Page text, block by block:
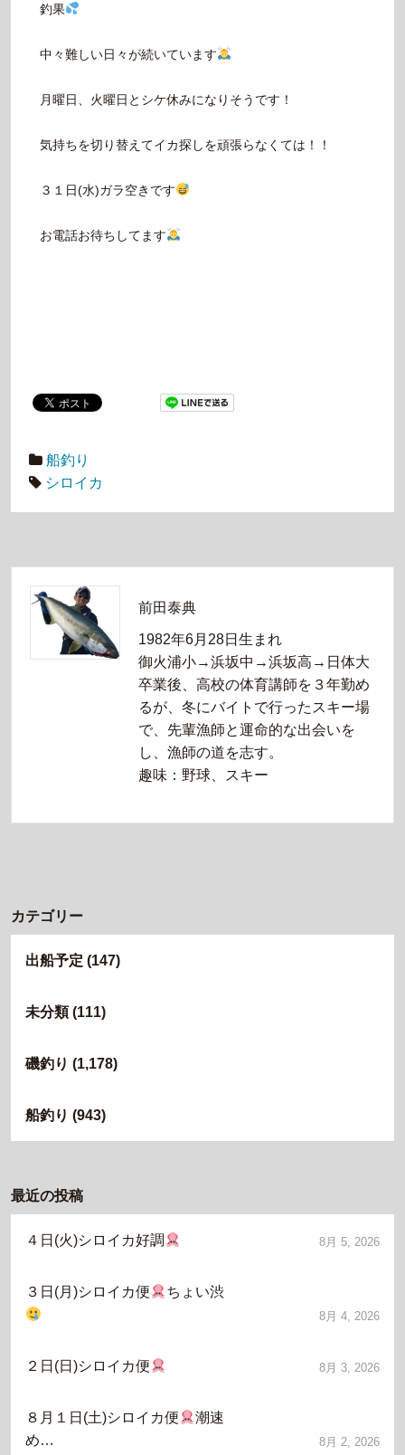
釣果
中々難しい日々が続いています
月曜日、火曜日とシケ休みになりそうです！
気持ちを切り替えてイカ探しを頑張らなくては！！
３１日(水)ガラ空きです
お電話お待ちしてます
船釣り
シロイカ
前田泰典
1982年6月28日生まれ
御火浦小→浜坂中→浜坂高→日体大
卒業後、高校の体育講師を３年勤め
るが、冬にバイトで行ったスキー場
で、先輩漁師と運命的な出会いを
し、漁師の道を志す。
趣味：野球、スキー
カテゴリー
出船予定 (147)
未分類(111)
磯釣り (1,178)
船釣り (943)
最近の投稿
４日(火)シロイカ好調 8月 5, 2026
３日(月)シロイカ便 ちょい渋
8月 4, 2026
２日(日)シロイカ便 8月 3, 2026
８月１日(土)シロイカ便
潮速
め…
8月 2, 2026